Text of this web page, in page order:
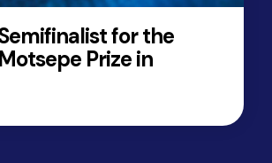
for the
Prize in